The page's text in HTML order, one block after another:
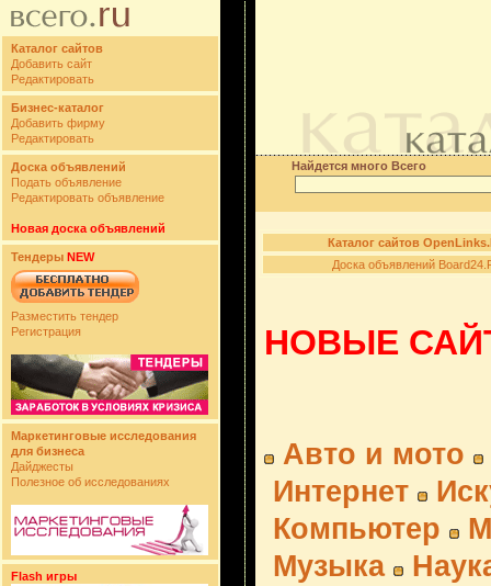
Каталог сайтов
Добавить сайт
Редактировать
Бизнес-каталог
Добавить фирму
Редактировать
Доска объявлений
Подать объявление
Редактировать объявление
Новая доска объявлений
Тендеры NEW
Разместить тендер
Регистрация
Маркетинговые исследования
для бизнеса
Дайджесты
Полезное об исследованиях
Flash игры
Найдется много Всего
Каталог сайтов
Доска объявлений
НОВЫЕ
Авто и мото
Интернет
Компьютер
Музыка